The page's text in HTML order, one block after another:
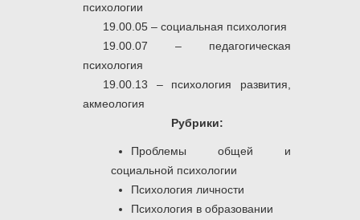
психологии
19.00.05 – социальная психология
19.00.07 – педагогическая
психология
19.00.13 – психология развития,
акмеология
Рубрики:
Проблемы общей и
социальной психологии
Психология личности
Психология в образовании